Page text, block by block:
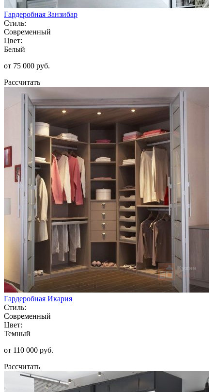
Гардеробная Занзибар
Стиль:
Современный
Цвет:
Белый
от 75 000 руб.
Рассчитать
Гардеробная Икария
Стиль:
Современный
Цвет:
Темный
от 110 000 руб.
Рассчитать